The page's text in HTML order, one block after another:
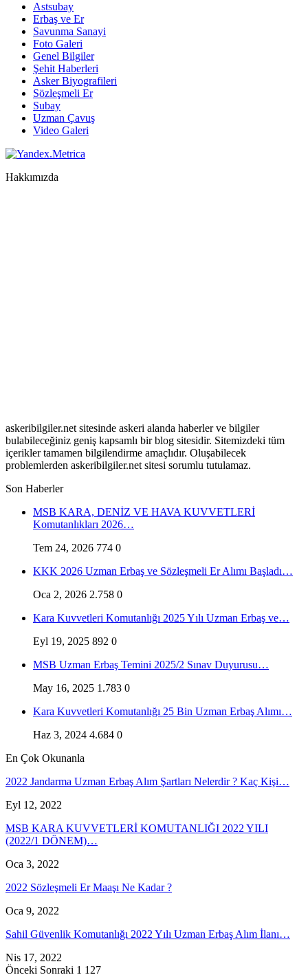
Astsubay
Erbaş ve Er
Savunma Sanayi
Foto Galeri
Genel Bilgiler
Şehit Haberleri
Asker Biyografileri
Sözleşmeli Er
Subay
Uzman Çavuş
Video Galeri
Hakkımızda
askeribilgiler.net sitesinde askeri alanda haberler ve bilgiler
bulabileceğiniz geniş kapsamlı bir blog sitesidir. Sitemizdeki tüm
içerikler tamamen bilgilendirme amaçlıdır. Oluşabilecek
problemlerden askeribilgiler.net sitesi sorumlu tutulamaz.
Son Haberler
MSB KARA, DENİZ VE HAVA KUVVETLERİ
Komutanlıkları 2026…
Tem 24, 2026 774 0
KKK 2026 Uzman Erbaş ve Sözleşmeli Er Alımı Başladı…
Oca 2, 2026 2.758 0
Kara Kuvvetleri Komutanlığı 2025 Yılı Uzman Erbaş ve…
Eyl 19, 2025 892 0
MSB Uzman Erbaş Temini 2025/2 Sınav Duyurusu…
May 16, 2025 1.783 0
Kara Kuvvetleri Komutanlığı 25 Bin Uzman Erbaş Alımı…
Haz 3, 2024 4.684 0
En Çok Okunanla
2022 Jandarma Uzman Erbaş Alım Şartları Nelerdir ? Kaç Kişi…
Eyl 12, 2022
MSB KARA KUVVETLERİ KOMUTANLIĞI 2022 YILI
(2022/1 DÖNEM)…
Oca 3, 2022
2022 Sözleşmeli Er Maaşı Ne Kadar ?
Oca 9, 2022
Sahil Güvenlik Komutanlığı 2022 Yılı Uzman Erbaş Alım İlanı…
Nis 17, 2022
Önceki Sonraki 1 127